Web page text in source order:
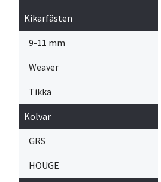
Kikarfästen
9-11 mm
Weaver
Tikka
Kolvar
GRS
HOUGE